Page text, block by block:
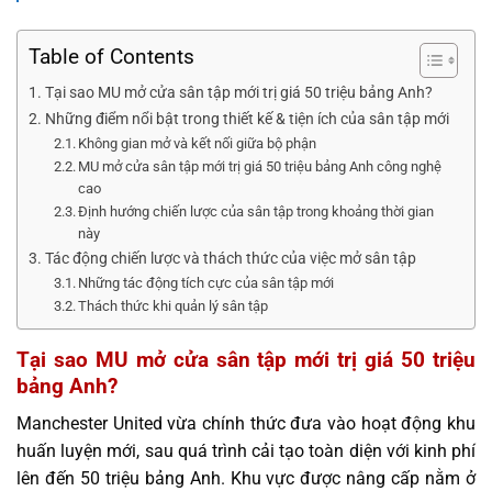
Table of Contents
Tại sao MU mở cửa sân tập mới trị giá 50 triệu bảng Anh?
Những điểm nổi bật trong thiết kế & tiện ích của sân tập mới
Không gian mở và kết nối giữa bộ phận
MU mở cửa sân tập mới trị giá 50 triệu bảng Anh công nghệ
cao
Định hướng chiến lược của sân tập trong khoảng thời gian
này
Tác động chiến lược và thách thức của việc mở sân tập
Những tác động tích cực của sân tập mới
Thách thức khi quản lý sân tập
Tại sao MU mở cửa sân tập mới trị giá 50 triệu
bảng Anh?
Manchester United vừa chính thức đưa vào hoạt động khu
huấn luyện mới, sau quá trình cải tạo toàn diện với kinh phí
lên đến 50 triệu bảng Anh. Khu vực được nâng cấp nằm ở